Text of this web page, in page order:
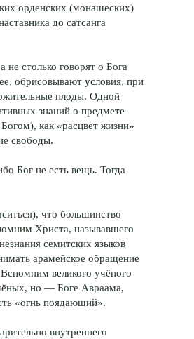
орденских (монашеских)
до сатсанга
столько говорят о Бога
обрисовывают условия, при
плоды. Одной
знаний о предмете
как «расцвет жизни»
свободы.
Бог не есть вещь. Тогда
что большинство
Христа, называвшего
семитских языков
арамейское обращение
великого учёного
но — Боге Авраама,
«огнь поядающий».
внутреннего